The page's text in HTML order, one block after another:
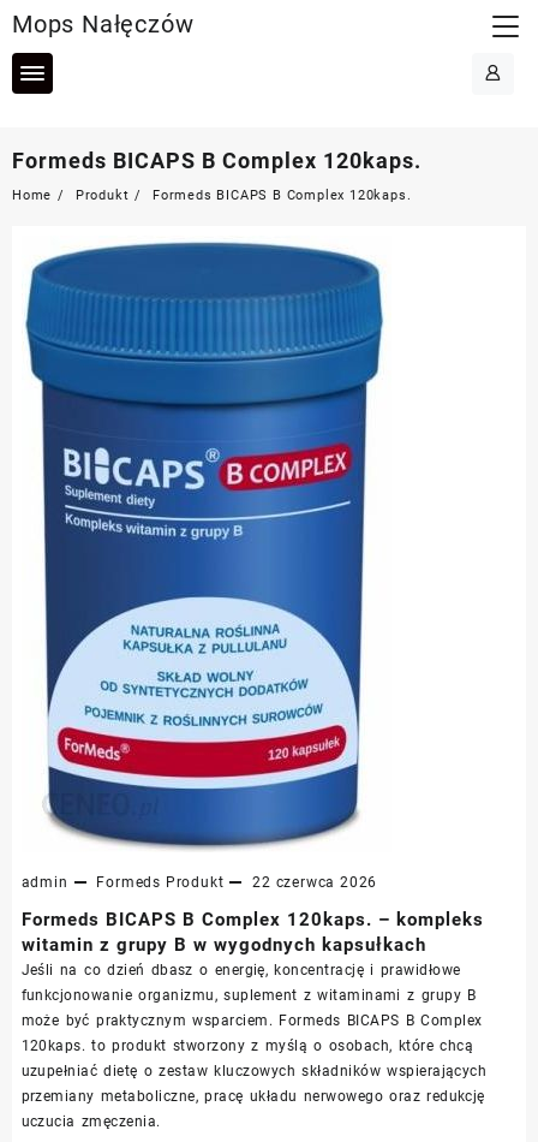
to
content
Mops Nałęczów
Formeds BICAPS B Complex 120kaps.
Home Produkt Formeds BICAPS B Complex 120kaps.
admin Formeds Produkt 22 czerwca 2026
Formeds BICAPS B Complex 120kaps. – kompleks
witamin z grupy B w wygodnych kapsułkach
Jeśli na co dzień dbasz o energię, koncentrację i prawidłowe
funkcjonowanie organizmu, suplement z witaminami z grupy B
może być praktycznym wsparciem. Formeds BICAPS B Complex
120kaps. to produkt stworzony z myślą o osobach, które chcą
uzupełniać dietę o zestaw kluczowych składników wspierających
przemiany metaboliczne, pracę układu nerwowego oraz redukcję
uczucia zmęczenia.